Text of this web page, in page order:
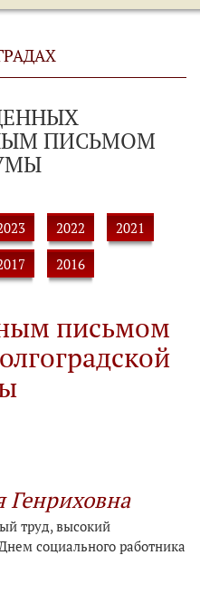
ПИСЬМОМ
2022
2021
2016
письмом
Генриховна
труд, высокий
социального работника